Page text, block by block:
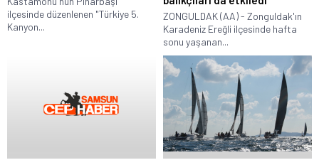
ilçesinde düzenlenen "Türkiye 5.
Kanyon...
ZONGULDAK (AA) - Zonguldak'ın
Karadeniz Ereğli ilçesinde hafta
sonu yaşanan...